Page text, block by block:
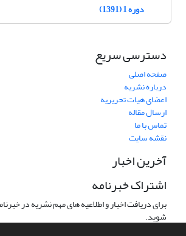
دوره 1 (1391)
دسترسی سریع
صفحه اصلی
درباره نشریه
اعضای هیات تحریریه
ارسال مقاله
تماس با ما
نقشه سایت
آخرین اخبار
اشتراک خبرنامه
برای دریافت اخبار و اطلاعیه های مهم نشریه در
شوید.